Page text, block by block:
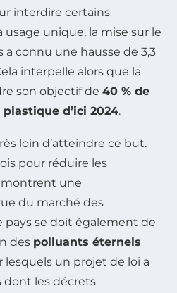
interdire certains
unique, la mise sur le
connu une hausse de 3,3
interpelle alors que la
son objectif de 40 % de
d’ici 2024.
loin d’atteindre ce but.
pour réduire les
montrent une
du marché des
pays se doit également de
des polluants éternels
lesquels un projet de loi a
dont les décrets